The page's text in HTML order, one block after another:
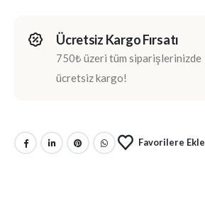
Ücretsiz Kargo Fırsatı
750₺ üzeri tüm siparişlerinizde
ücretsiz kargo!
Favorilere Ekle